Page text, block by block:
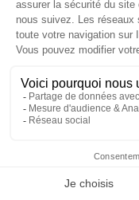
Mercredi 24, jeudi
Institut Mémoires
et Université de